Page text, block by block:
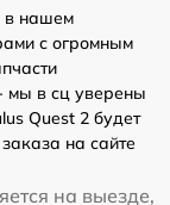
в нашем
с огромным
мы в сц уверены
Quest 2 будет
на сайте
на выезде,